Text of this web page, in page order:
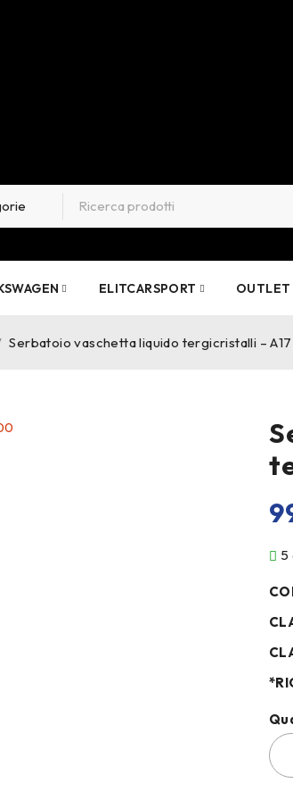
ELITCARSPORT OUTLET
Serbatoio vaschetta liquido tergicristalli –
5